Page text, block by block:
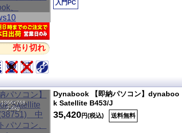
売り切れ
入門PC
1366×768
2.4kg
Dynabook 【即納パソコン】dynaboo
k Satellite B453/J
35,420円(税込) 送料無料